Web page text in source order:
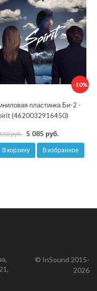
-10%
пластинка Би-2 -
(4620032916450)
руб. 5 085 руб.
В корзину В избранное
© InSound 2015-
2026